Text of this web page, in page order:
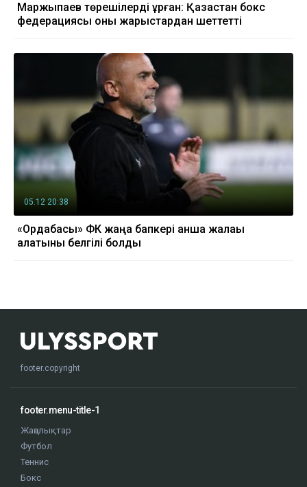
Маржықпаев төрешілерді ұрған: Қазақстан бокс
федерациясы оны жарыстардан шеттетті
05.12 20:38
«Ордабасы» ФК жаңа бапкері қанша жалақы
алатыны белгілі болды
footer.copyright
footer.menu-title-1
Жаңалықтар
Футбол
Теннис
Бокс